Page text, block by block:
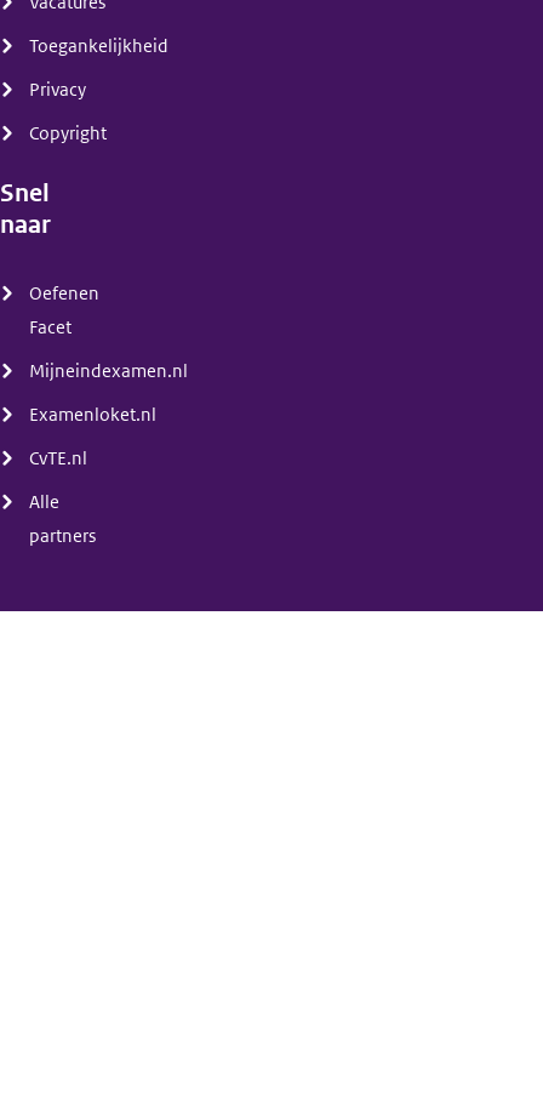
Toegankelijkheid
Privacy
Copyright
Snel
naar
Oefenen
Facet
Mijneindexamen.nl
Examenloket.nl
CvTE.nl
Alle
partners